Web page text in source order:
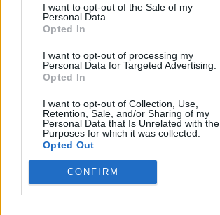
I want to opt-out of the Sale of my
Personal Data.
Opted In
I want to opt-out of processing my
Personal Data for Targeted Advertising.
Opted In
I want to opt-out of Collection, Use,
Retention, Sale, and/or Sharing of my
Personal Data that Is Unrelated with the
Purposes for which it was collected.
Opted Out
CONFIRM
Πρωινή